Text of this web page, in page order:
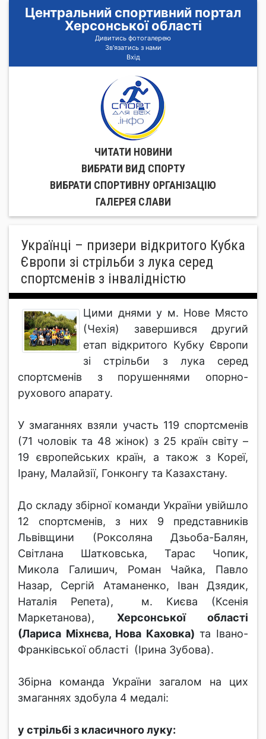
Центральний спортивний портал
Херсонської області
Дивитись фотогалерею
Зв'язатись з нами
Вхід
ЧИТАТИ НОВИНИ
ВИБРАТИ ВИД СПОРТУ
ВИБРАТИ СПОРТИВНУ ОРГАНIЗАЦIЮ
ГАЛЕРЕЯ СЛАВИ
Українці – призери відкритого Кубка
Європи зі стрільби з лука серед
спортсменів з інвалідністю
Цими днями у м. Нове Място
(Чехія) завершився другий
етап відкритого Кубку Європи
зі стрільби з лука серед
спортсменів з порушеннями опорно-
рухового апарату.
У змаганнях взяли участь 119 спортсменів
(71 чоловік та 48 жінок) з 25 країн світу –
19 європейських країн, а також з Кореї,
Ірану, Малайзії, Гонконгу та Казахстану.
До складу збірної команди України увійшло
12 спортсменів, з них 9 представників
Львівщини (Роксоляна Дзьоба-Балян,
Світлана Шатковська, Тарас Чопик,
Микола Галишич, Роман Чайка, Павло
Назар, Сергій Атаманенко, Іван Дзядик,
Наталія Репета), м. Києва (Ксенія
Маркетанова), Херсонської області
(Лариса Міхнєва, Нова Каховка) та Івано-
Франківської області (Ірина Зубова).
Збірна команда України загалом на цих
змаганнях здобула 4 медалі:
у стрільбі з класичного луку: